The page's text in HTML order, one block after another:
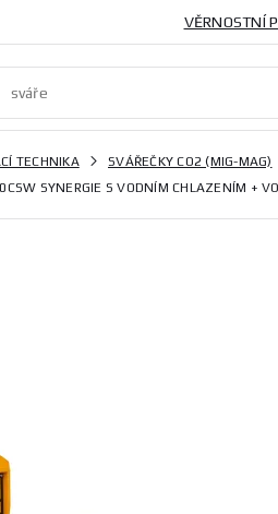
VĚRNOSTNÍ
TECHNIKA SVÁŘEČKY CO2 (MIG-MAG)
SYNERGIE S VODNÍM CHLAZENÍM +